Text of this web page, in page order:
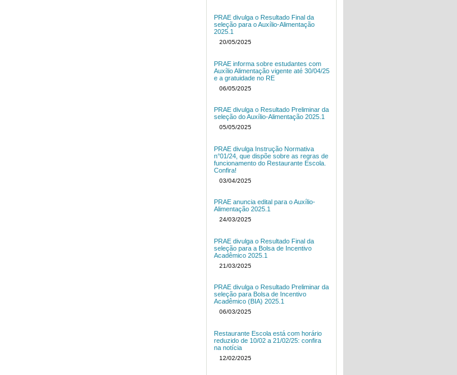
PRAE divulga o Resultado Final da
seleção para o Auxílio-Alimentação
2025.1
20/05/2025
PRAE informa sobre estudantes com
Auxílio Alimentação vigente até 30/04/25
e a gratuidade no RE
06/05/2025
PRAE divulga o Resultado Preliminar da
seleção do Auxílio-Alimentação 2025.1
05/05/2025
PRAE divulga Instrução Normativa
n°01/24, que dispõe sobre as regras de
funcionamento do Restaurante Escola.
Confira!
03/04/2025
PRAE anuncia edital para o Auxílio-
Alimentação 2025.1
24/03/2025
PRAE divulga o Resultado Final da
seleção para a Bolsa de Incentivo
Acadêmico 2025.1
21/03/2025
PRAE divulga o Resultado Preliminar da
seleção para Bolsa de Incentivo
Acadêmico (BIA) 2025.1
06/03/2025
Restaurante Escola está com horário
reduzido de 10/02 a 21/02/25: confira
na notícia
12/02/2025